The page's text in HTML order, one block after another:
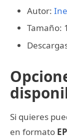
Autor:
Tamaño:
Si quieres
en formato